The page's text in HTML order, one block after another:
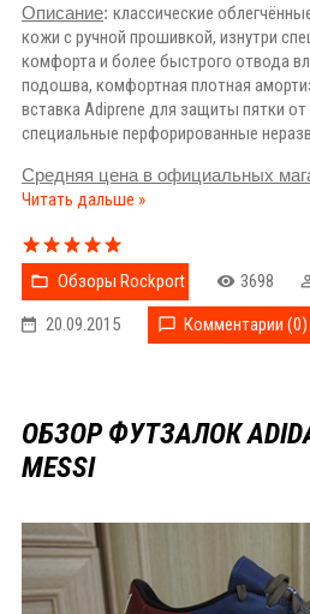
Описание: классические
кожи с ручной прошивкой, изнутри
комфорта и более быстрого отвода
подошва, комфортная плотная
вставка Adiprene для защиты пятки от
специальные перфорированные
Средняя цена в официальных
Читать дальше »
Обзоры Rockport 3698
20.09.2015
Комментарии (0)
ОБЗОР ФУТЗАЛОК
MESSI